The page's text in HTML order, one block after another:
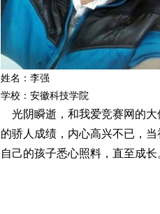
姓名：李强
学校：安徽科技学院
光阴瞬逝，和我爱竞赛网的大
的骄人成绩，内心高兴不已，
自己的孩子悉心照料，直至成